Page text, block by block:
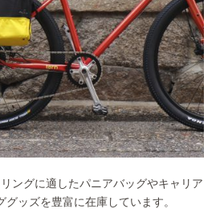
ングに適したパニアバッグやキャリア
グッズを豊富に在庫しています。